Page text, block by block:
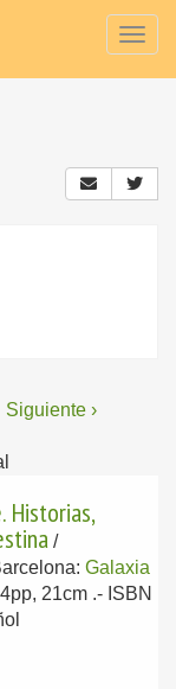
Siguiente ›
Historias,
/
Galaxia
21cm .- ISBN